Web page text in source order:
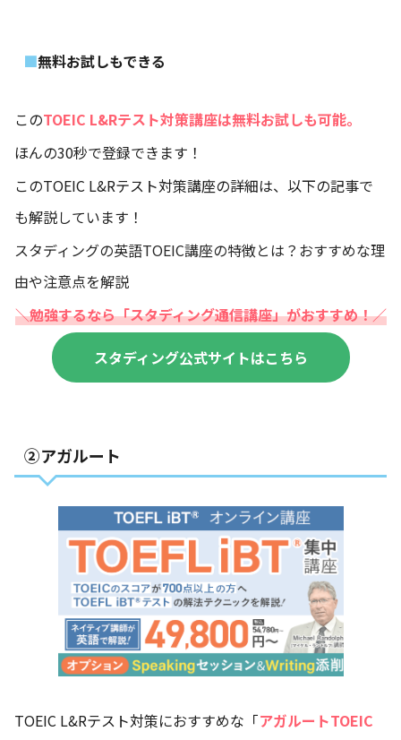
無料お試しもできる
このTOEIC L&Rテスト対策講座は無料お試しも可能。
ほんの30秒で登録できます！
このTOEIC L&Rテスト対策講座の詳細は、以下の記事で
も解説しています！
スタディングの英語TOEIC講座の特徴とは？おすすめな理
由や注意点を解説
＼勉強するなら「スタディング通信講座」がおすすめ！／
スタディング公式サイトはこちら
②アガルート
TOEIC L&Rテスト対策におすすめな「アガルートTOEIC